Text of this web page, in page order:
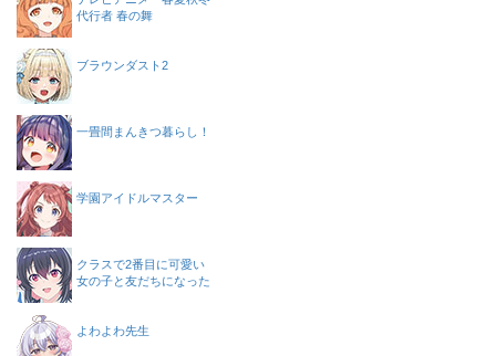
代行者 春の舞
ブラウンダスト2
一畳間まんきつ暮らし！
学園アイドルマスター
クラスで2番目に可愛い
女の子と友だちになった
よわよわ先生